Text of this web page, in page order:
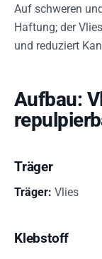
Auf schweren
Haftung; der
und reduziert
Aufbau:
Träger
Träger: Vlies
Klebstoff